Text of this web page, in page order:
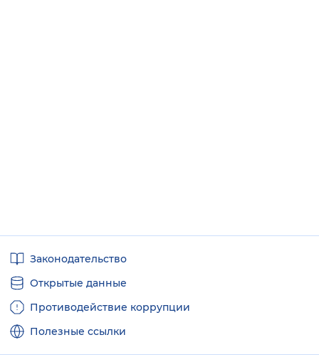
ссылкиЗаконодательство
Открытые данные
Противодействие коррупции
Полезные ссылки